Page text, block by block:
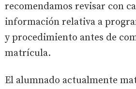
recomendamos revisar con
información relativa a
y procedimiento antes de
matrícula.
El alumnado actualmente